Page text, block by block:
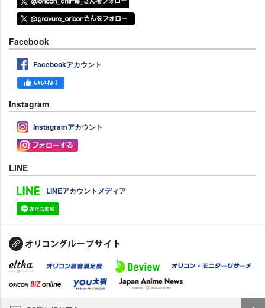
Facebook
Facebookアカウント
Instagram
Instagramアカウント
LINE
LINEアカウントメディア